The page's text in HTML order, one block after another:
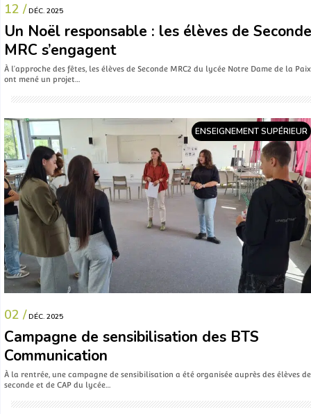
12 / DÉC. 2025
Un Noël responsable : les élèves de Seconde
MRC s’engagent
À l’approche des fêtes, les élèves de Seconde MRC2 du lycée Notre Dame de la
ont mené un projet…
ENSEIGNEMENT SUPÉRIEUR
02 / DÉC. 2025
Campagne de sensibilisation des BTS
Communication
À la rentrée, une campagne de sensibilisation a été organisée auprès des élèves de
seconde et de CAP du lycée…